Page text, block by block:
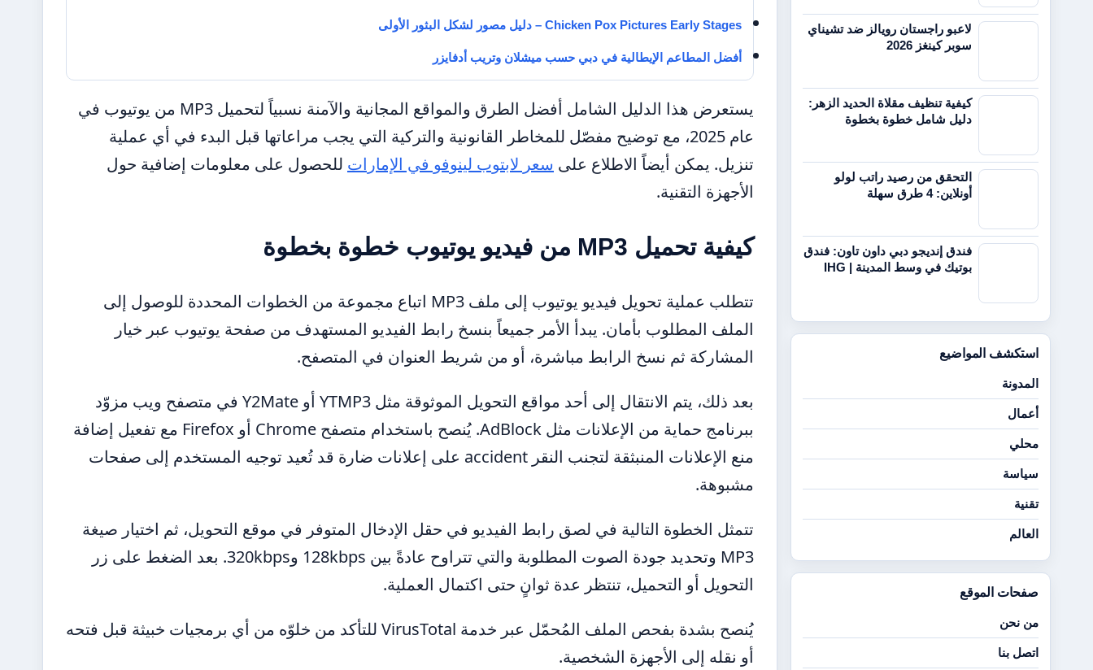
Chicken Pox Pictures Early Stages – دليل مصور لشكل البثور الأولى
أفضل المطاعم الإيطالية في دبي حسب ميشلان وتريب أدفايزر
يستعرض هذا الدليل الشامل أفضل الطرق والمواقع المجانية والآمنة نسبياً لتحميل MP3 من يوتيوب في
عام 2025، مع توضيح مفصّل للمخاطر القانونية والتركية التي يجب مراعاتها قبل البدء في أي عملية
تنزيل. يمكن أيضاً الاطلاع على سعر لابتوب لينوفو في الإمارات للحصول على معلومات إضافية حول
الأجهزة التقنية.
كيفية تحميل MP3 من فيديو يوتيوب خطوة بخطوة
تتطلب عملية تحويل فيديو يوتيوب إلى ملف MP3 اتباع مجموعة من الخطوات المحددة للوصول إلى
الملف المطلوب بأمان. يبدأ الأمر جميعاً بنسخ رابط الفيديو المستهدف من صفحة يوتيوب عبر خيار
المشاركة ثم نسخ الرابط مباشرة، أو من شريط العنوان في المتصفح.
بعد ذلك، يتم الانتقال إلى أحد مواقع التحويل الموثوقة مثل YTMP3 أو Y2Mate في متصفح ويب مزوّد
ببرنامج حماية من الإعلانات مثل AdBlock. يُنصح باستخدام متصفح Chrome أو Firefox مع تفعيل إضافة
منع الإعلانات المنبثقة لتجنب النقر accident على إعلانات ضارة قد تُعيد توجيه المستخدم إلى صفحات
مشبوهة.
تتمثل الخطوة التالية في لصق رابط الفيديو في حقل الإدخال المتوفر في موقع التحويل، ثم اختيار صيغة
MP3 وتحديد جودة الصوت المطلوبة والتي تتراوح عادةً بين 128kbps و320kbps. بعد الضغط على زر
التحويل أو التحميل، تنتظر عدة ثوانٍ حتى اكتمال العملية.
يُنصح بشدة بفحص الملف المُحمّل عبر خدمة VirusTotal للتأكد من خلوّه من أي برمجيات خبيثة قبل فتحه
أو نقله إلى الأجهزة الشخصية.
لاعبو راجستان رويالز ضد تشيناي
سوبر كينغز 2026
كيفية تنظيف مقلاة الحديد الزهر:
دليل شامل خطوة بخطوة
التحقق من رصيد راتب لولو
أونلاين: 4 طرق سهلة
فندق إنديجو دبي داون تاون: فندق
بوتيك في وسط المدينة | IHG
استكشف المواضيع
المدونة
أعمال
محلي
سياسة
تقنية
العالم
صفحات الموقع
من نحن
اتصل بنا